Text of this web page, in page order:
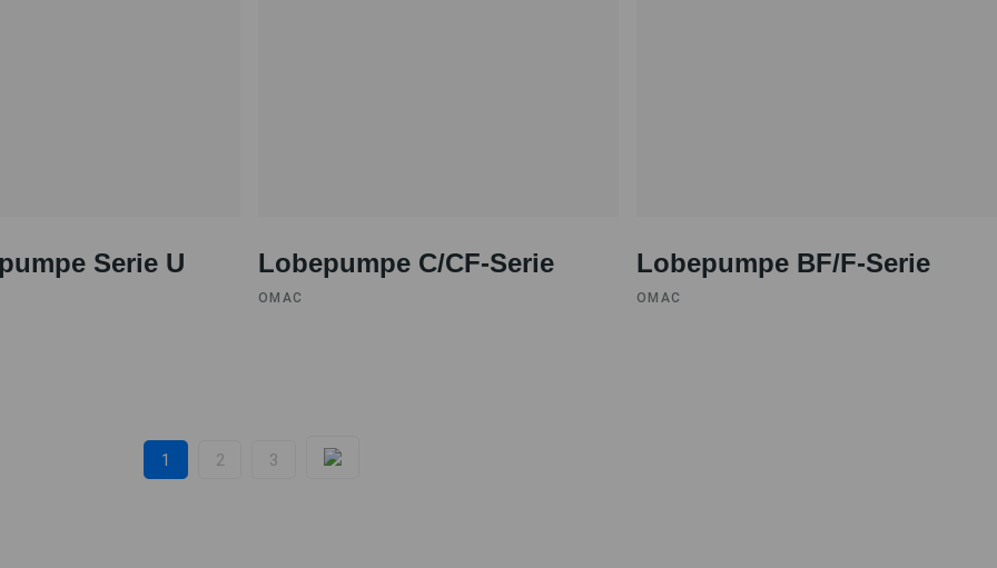
Serie U Lobepumpe C/CF-Serie
OMAC
Lobepumpe BF/F-Serie
OMAC
1 2 3